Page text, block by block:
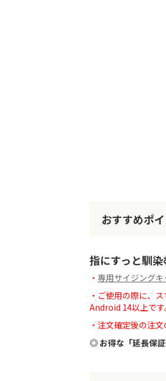
おすすめポ
指にすっと馴
・ 専用サイジングキ
・ご使用の際に、
Android 14以上です
・注文確定後の注
◎ お得な「延長保証